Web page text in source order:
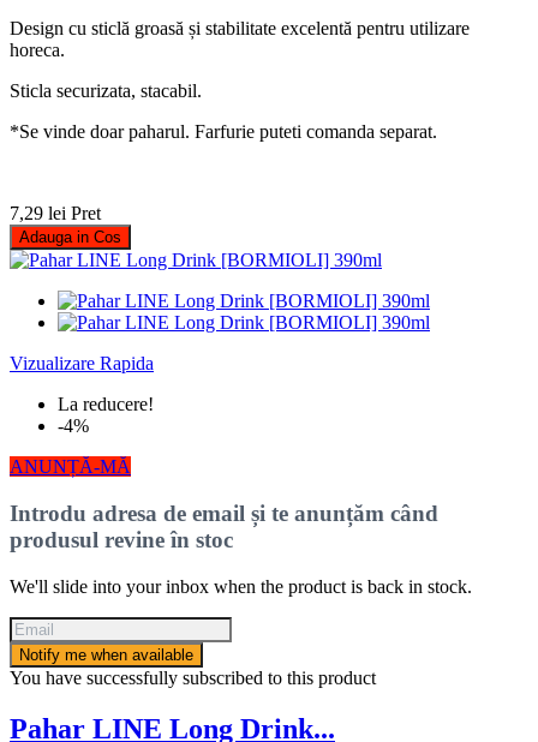
Design cu sticlă groasă și stabilitate excelentă pentru utilizare
horeca.
Sticla securizata, stacabil.
*Se vinde doar paharul. Farfurie puteti comanda separat.
7,29 lei Pret
Adauga in Cos
Vizualizare Rapida
La reducere!
-4%
ANUNȚĂ-MĂ
Introdu adresa de email și te anunțăm când
produsul revine în stoc
We'll slide into your inbox when the product is back in stock.
Notify me when available
You have successfully subscribed to this product
Pahar LINE Long Drink...